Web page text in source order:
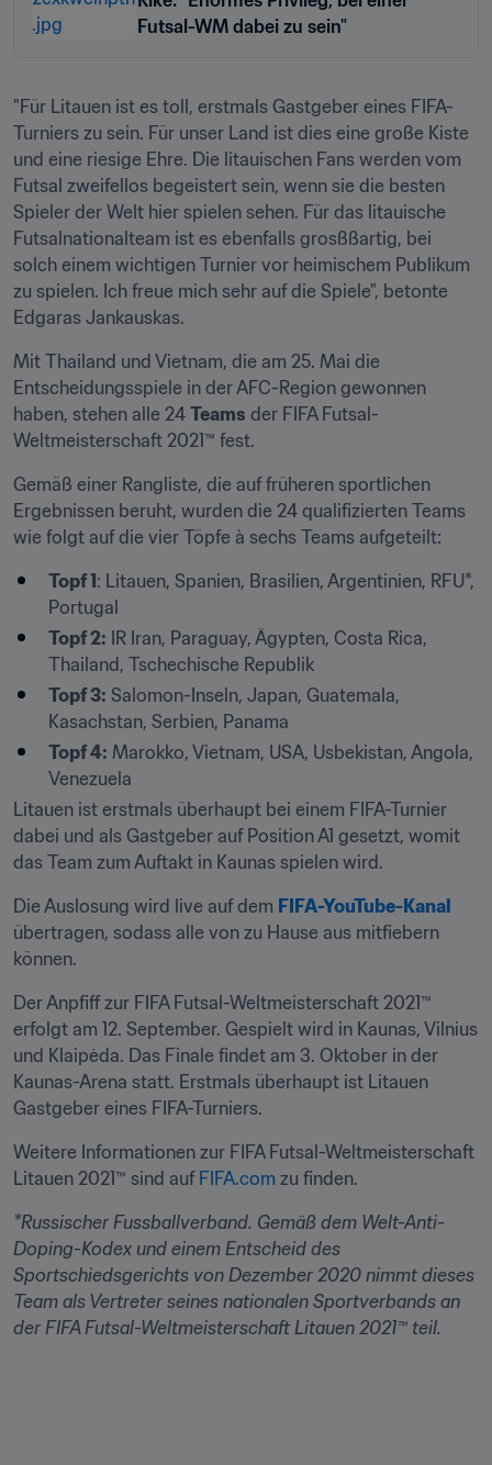
Futsal-WM dabei zu sein"
"Für Litauen ist es toll, erstmals Gastgeber eines FIFA-
Turniers zu sein. Für unser Land ist dies eine große Kiste
und eine riesige Ehre. Die litauischen Fans werden vom
Futsal zweifellos begeistert sein, wenn sie die besten
Spieler der Welt hier spielen sehen. Für das litauische
Futsalnationalteam ist es ebenfalls grosßßartig, bei
solch einem wichtigen Turnier vor heimischem Publikum
zu spielen. Ich freue mich sehr auf die Spiele", betonte
Edgaras Jankauskas.
Mit Thailand und Vietnam, die am 25. Mai die
Entscheidungsspiele in der AFC-Region gewonnen
haben, stehen alle 24 Teams der FIFA Futsal-
Weltmeisterschaft 2021™ fest.
Gemäß einer Rangliste, die auf früheren sportlichen
Ergebnissen beruht, wurden die 24 qualifizierten Teams
wie folgt auf die vier Töpfe à sechs Teams aufgeteilt:
Topf 1 : Litauen, Spanien, Brasilien, Argentinien, RFU*,
Portugal
Topf 2: IR Iran, Paraguay, Ägypten, Costa Rica,
Thailand, Tschechische Republik
Topf 3: Salomon-Inseln, Japan, Guatemala,
Kasachstan, Serbien, Panama
Topf 4: Marokko, Vietnam, USA, Usbekistan, Angola,
Venezuela
Litauen ist erstmals überhaupt bei einem FIFA-Turnier
dabei und als Gastgeber auf Position A1 gesetzt, womit
das Team zum Auftakt in Kaunas spielen wird.
Die Auslosung wird live auf dem FIFA-YouTube-Kanal
übertragen, sodass alle von zu Hause aus mitfiebern
können.
Der Anpfiff zur FIFA Futsal-Weltmeisterschaft 2021™
erfolgt am 12. September. Gespielt wird in Kaunas, Vilnius
und Klaipėda. Das Finale findet am 3. Oktober in der
Kaunas-Arena statt. Erstmals überhaupt ist Litauen
Gastgeber eines FIFA-Turniers.
Weitere Informationen zur FIFA Futsal-Weltmeisterschaft
Litauen 2021™ sind auf FIFA.com zu finden.
*Russischer Fussballverband. Gemäß dem Welt-Anti-
Doping-Kodex und einem Entscheid des
Sportschiedsgerichts von Dezember 2020 nimmt dieses
Team als Vertreter seines nationalen Sportverbands an
der FIFA Futsal-Weltmeisterschaft Litauen 2021™ teil.